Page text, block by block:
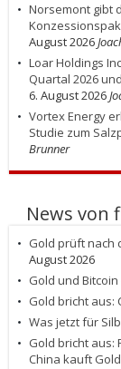
Norsemont gibt
August 2026
Loar Holdings
Quartal 2026
6. August 2026
Vortex Energy
Studie zum
Brunner
News von
Gold prüft nach
August 2026
Gold und
Gold bricht aus:
Was jetzt für
Gold bricht aus:
China kauft